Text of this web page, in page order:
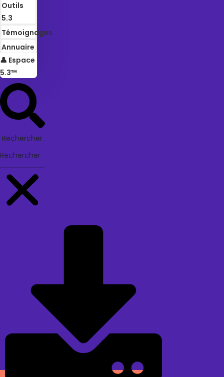
Outils
5.3
Témoignages
Annuaire
👤 Espace
5.3™
Rechercher